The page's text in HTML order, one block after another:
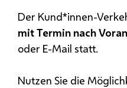
Der Kund*innen-
mit Termin nach
oder E-Mail statt.
Nutzen Sie die